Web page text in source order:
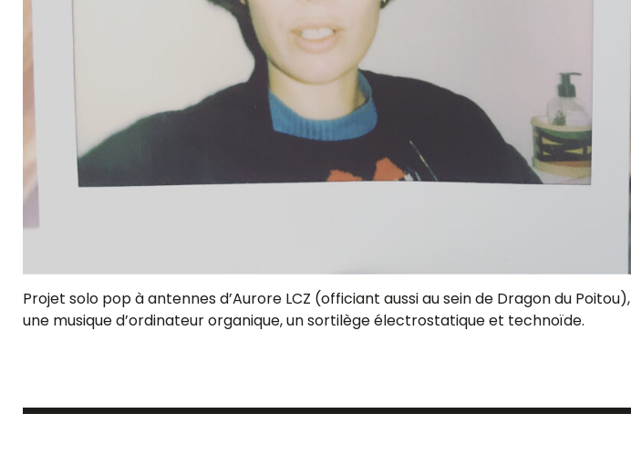
Projet solo pop à antennes d’Aurore LCZ (officiant aussi au sein de Dragon du Poitou),
une musique d’ordinateur organique, un sortilège électrostatique et technoïde.